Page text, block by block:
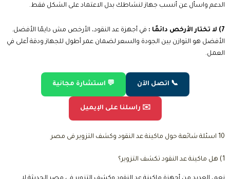
الدعم واسأل عن أنسب جهاز لنشاطك بدل الاعتماد على الشكل فقط.
7) لا تختار الأرخص دائمًا :
في أجهزة عد النقود، الأرخص مش دايمًا الأفضل.
الأفضل هو التوازن بين الجودة والسعر لضمان عمر أطول للجهاز ودقة أعلى في
العمل.
📞 اتصل الآن 💬 استشارة مجانية
✉️ راسلنا على الإيميل
10 اسئلة شائعة حول ماكينة عد النقود وكشف التزوير فى مصر
1) هل ماكينة عد النقود تكشف التزوير؟